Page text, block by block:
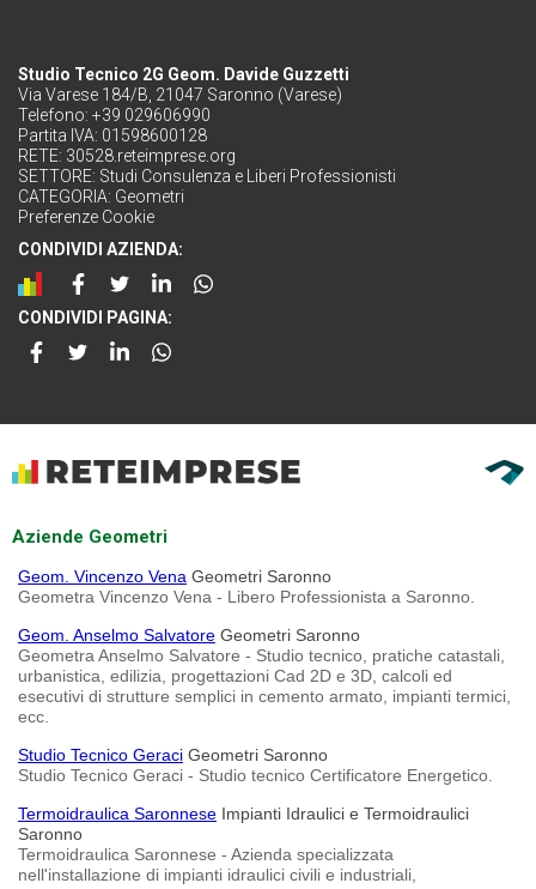
Studio Tecnico 2G Geom. Davide Guzzetti
Via Varese 184/B, 21047 Saronno (Varese)
Telefono: +39 029606990
Partita IVA: 01598600128
RETE: 30528.reteimprese.org
SETTORE: Studi Consulenza e Liberi Professionisti
CATEGORIA: Geometri
Preferenze Cookie
CONDIVIDI AZIENDA:
CONDIVIDI PAGINA:
Aziende Geometri
Geom. Vincenzo Vena Geometri Saronno
Geometra Vincenzo Vena - Libero Professionista a Saronno.
Geom. Anselmo Salvatore Geometri Saronno
Geometra Anselmo Salvatore - Studio tecnico, pratiche catastali,
urbanistica, edilizia, progettazioni Cad 2D e 3D, calcoli ed
esecutivi di strutture semplici in cemento armato, impianti termici,
ecc.
Studio Tecnico Geraci Geometri Saronno
Studio Tecnico Geraci - Studio tecnico Certificatore Energetico.
Termoidraulica Saronnese Impianti Idraulici e Termoidraulici
Saronno
Termoidraulica Saronnese - Azienda specializzata
nell'installazione di impianti idraulici civili e industriali,